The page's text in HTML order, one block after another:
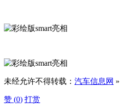
未经允许不得转载： 汽车信息网 »
赞 (0) 打赏